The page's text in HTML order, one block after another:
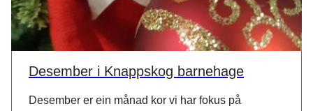
Desember i Knappskog barnehage
Desember er ein månad kor vi har fokus på